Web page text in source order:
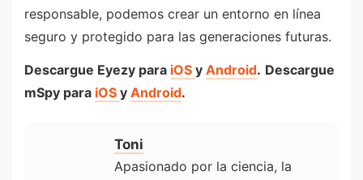
responsable, podemos crear un entorno en línea
seguro y protegido para las generaciones futuras.
Descargue Eyezy para iOS y Android. Descargue
mSpy para iOS y Android.
Toni
Apasionado por la ciencia, la